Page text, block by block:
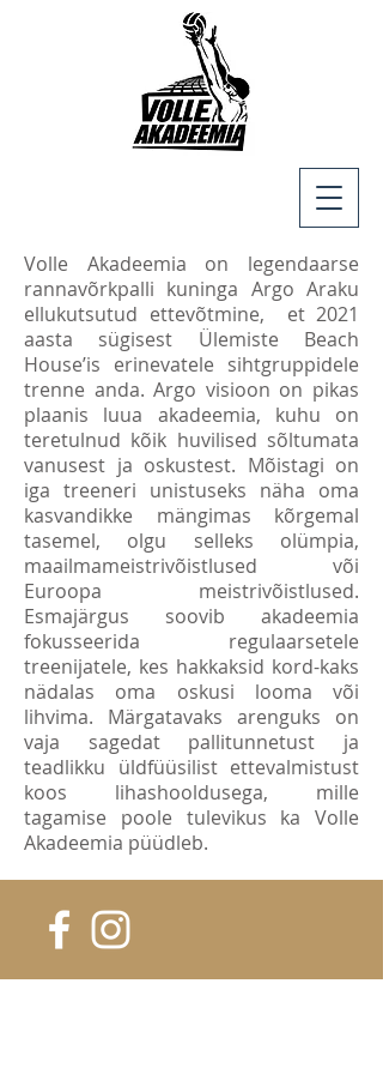
Volle Akadeemia on legendaarse
rannavõrkpalli kuninga Argo Araku
ellukutsutud ettevõtmine, et 2021
aasta sügisest Ülemiste Beach
House’is erinevatele sihtgruppidele
trenne anda. Argo visioon on pikas
plaanis luua akadeemia, kuhu on
teretulnud kõik huvilised sõltumata
vanusest ja oskustest. Mõistagi on
iga treeneri unistuseks näha oma
kasvandikke mängimas kõrgemal
tasemel, olgu selleks olümpia,
maailmameistrivõistlused või
Euroopa meistrivõistlused.
Esmajärgus soovib akadeemia
fokusseerida regulaarsetele
treenijatele, kes hakkaksid kord-kaks
nädalas oma oskusi looma või
lihvima. Märgatavaks arenguks on
vaja sagedat pallitunnetust ja
teadlikku üldfüüsilist ettevalmistust
koos lihashooldusega, mille
tagamise poole tulevikus ka Volle
Akadeemia püüdleb.